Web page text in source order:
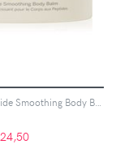
24,50